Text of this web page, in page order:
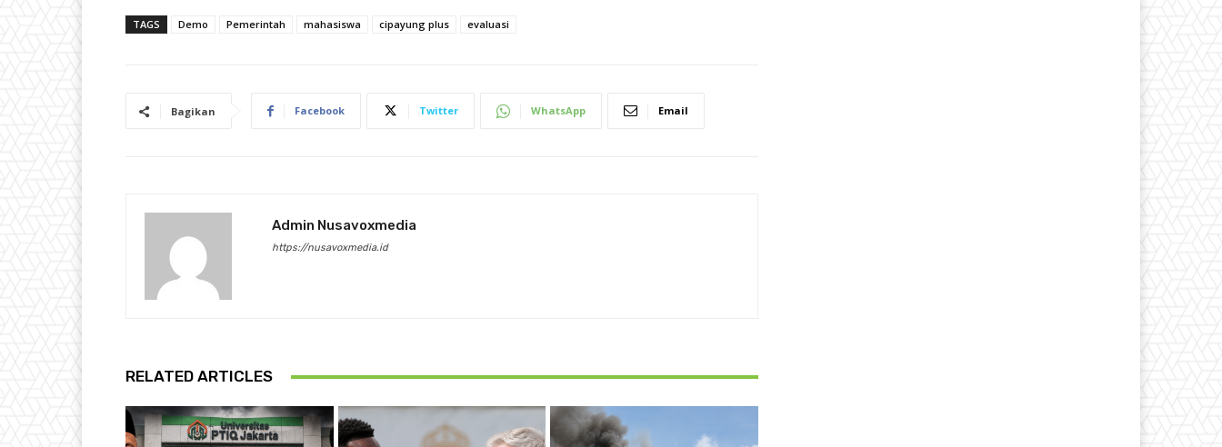
TAGS Demo Pemerintah mahasiswa cipayung plus evaluasi
Bagikan Facebook Twitter WhatsApp Email
Admin Nusavoxmedia
https://nusavoxmedia.id
RELATED ARTICLES